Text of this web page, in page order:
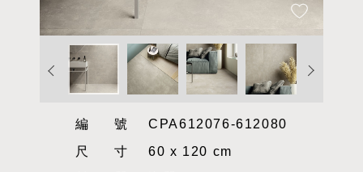
編號CPA612076-612080
尺寸60 x 120 cm